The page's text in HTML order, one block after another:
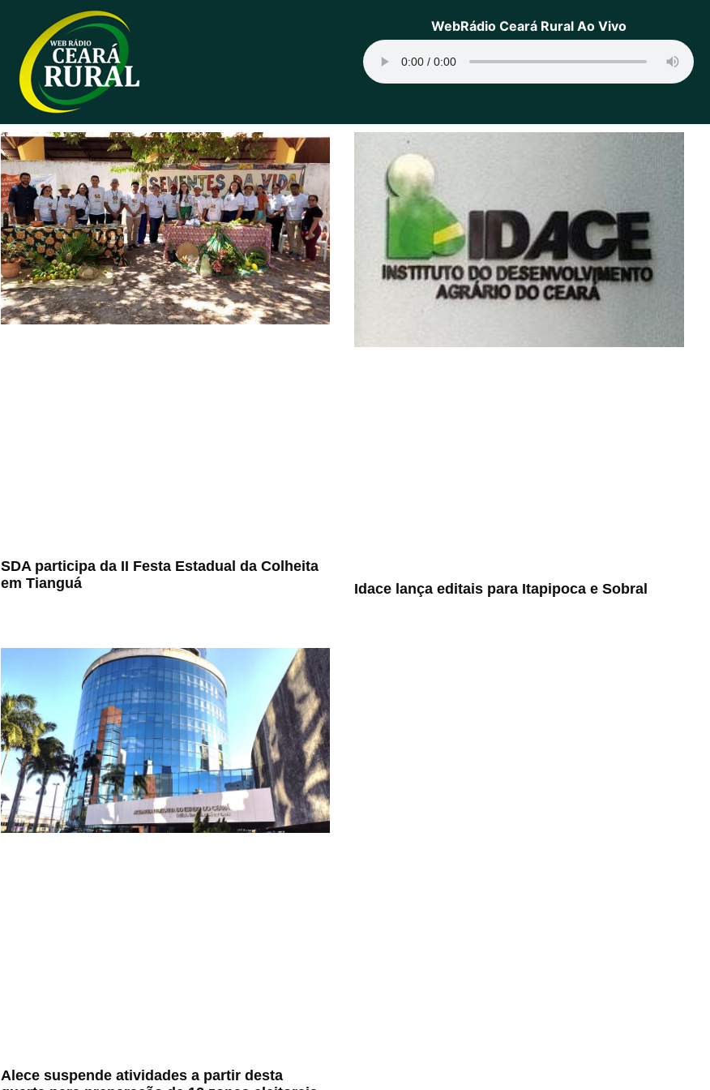
WebRádio Ceará Rural Ao Vivo
SDA participa da II Festa Estadual da Colheita
em Tianguá
Idace lança editais para Itapipoca e Sobral
Alece suspende atividades a partir desta